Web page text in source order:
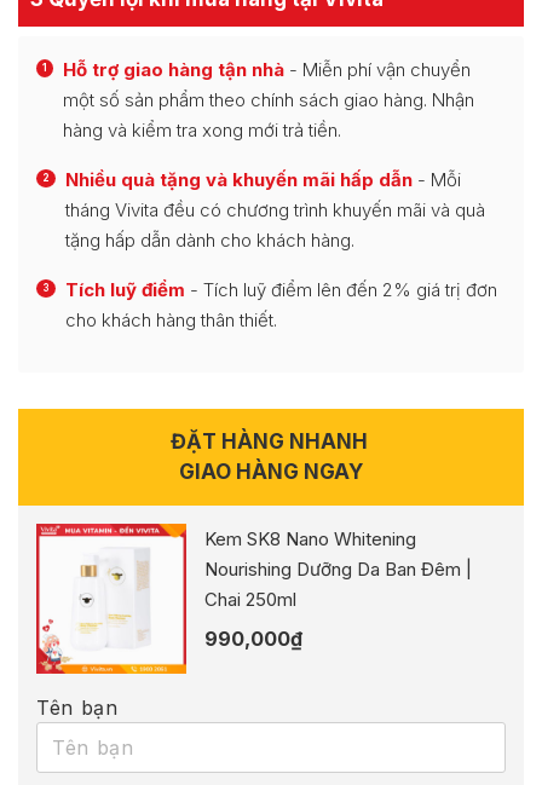
1 Hỗ trợ giao hàng tận nhà - Miễn phí vận chuyển
một số sản phẩm theo chính sách giao hàng. Nhận
hàng và kiểm tra xong mới trả tiền.
2 Nhiều quà tặng và khuyến mãi hấp dẫn - Mỗi
tháng Vivita đều có chương trình khuyến mãi và quà
tặng hấp dẫn dành cho khách hàng.
3 Tích luỹ điểm - Tích luỹ điểm lên đến 2% giá trị đơn
cho khách hàng thân thiết.
ĐẶT HÀNG NHANH
GIAO HÀNG NGAY
Kem SK8 Nano Whitening
Nourishing Dưỡng Da Ban Đêm |
Chai 250ml
990,000₫
Tên bạn